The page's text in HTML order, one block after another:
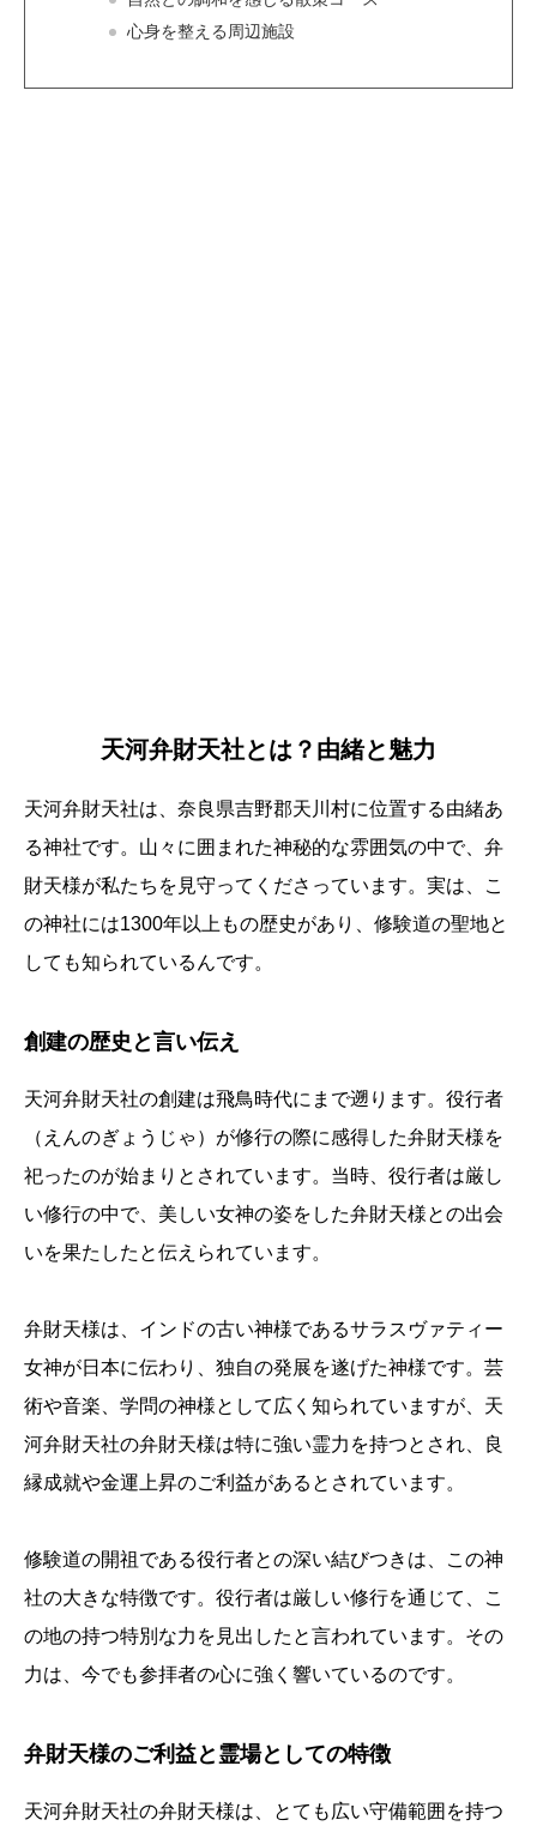
心身を整える周辺施設
天河弁財天社とは？由緒と魅力
天河弁財天社は、奈良県吉野郡天川村に位置する由緒あ
る神社です。山々に囲まれた神秘的な雰囲気の中で、弁
財天様が私たちを見守ってくださっています。実は、こ
の神社には1300年以上もの歴史があり、修験道の聖地と
しても知られているんです。
創建の歴史と言い伝え
天河弁財天社の創建は飛鳥時代にまで遡ります。役行者
（えんのぎょうじゃ）が修行の際に感得した弁財天様を
祀ったのが始まりとされています。当時、役行者は厳し
い修行の中で、美しい女神の姿をした弁財天様との出会
いを果たしたと伝えられています。
弁財天様は、インドの古い神様であるサラスヴァティー
女神が日本に伝わり、独自の発展を遂げた神様です。芸
術や音楽、学問の神様として広く知られていますが、天
河弁財天社の弁財天様は特に強い霊力を持つとされ、良
縁成就や金運上昇のご利益があるとされています。
修験道の開祖である役行者との深い結びつきは、この神
社の大きな特徴です。役行者は厳しい修行を通じて、こ
の地の持つ特別な力を見出したと言われています。その
力は、今でも参拝者の心に強く響いているのです。
弁財天様のご利益と霊場としての特徴
天河弁財天社の弁財天様は、とても広い守備範囲を持つ